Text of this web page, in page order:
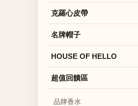
克羅心皮帶
名牌帽子
HOUSE OF HELLO
超值回饋區
品牌香水